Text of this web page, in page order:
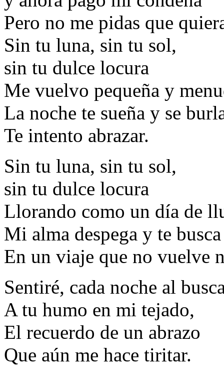
Pero no me pidas que
Sin tu luna, sin tu sol,
sin tu dulce locura
Me vuelvo pequeña y
La noche te sueña y se
Te intento abrazar.
Sin tu luna, sin tu sol,
sin tu dulce locura
Llorando como un día de
Mi alma despega y te busca
En un viaje que no vuelve
Sentiré, cada noche al
A tu humo en mi tejado,
El recuerdo de un abrazo
Que aún me hace tiritar.